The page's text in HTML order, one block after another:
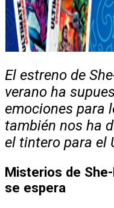
El estreno de
verano ha
emociones para
también nos ha
el tintero para el
Misterios de
se espera